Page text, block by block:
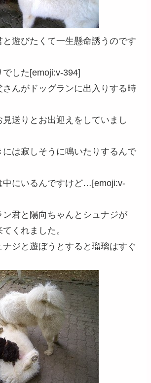
遊びたくて一生懸命誘うのです
した[emoji:v-394]
さんがドッグランに出入りする時
送りとお出迎えをしていまし
には寂しそうに鳴いたりするんで
中にいるんですけど…[emoji:v-
ン君と陽向ちゃんとシュナジが
くれました。
ナジと遊ぼうとすると瑠璃はすぐ